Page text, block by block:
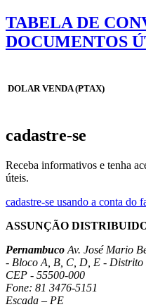
TABELA DE
DOCUMENTOS
DOLAR VENDA (PTAX)
cadastre-se
Receba informativos e tenha
úteis.
cadastre-se usando a conta do
ASSUNÇÃO
Pernambuco Av. José Mario
- Bloco A, B, C, D, E - Distrito
CEP - 55500-000
Fone: 81 3476-5151
Escada – PE